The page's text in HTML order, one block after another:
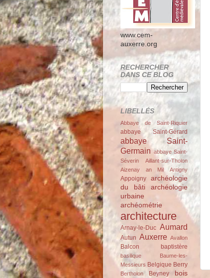
www.cem-
auxerre.org
RECHERCHER
DANS CE BLOG
LIBELLÉS
Abbaye de Saint-Riquier
abbaye Saint-Gérard
abbaye Saint-
Germain abbaye Saint-
Séverin
Aillant-sur-Tholon
Aizenay
an Mil Antigny
Appoigny
archéologie
du bâti
archéologie
urbaine
archéométrie
architecture
Arnay-le-Duc Aumard
Autun Auxerre Avallon
Balcon baptistère
basilique
Baume-les-
Messieurs Belgique Berry
Bertholon Beyney bois